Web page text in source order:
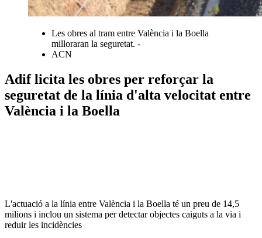
Les obres al tram entre València i la Boella
milloraran la seguretat. -
ACN
Adif licita les obres per reforçar la
seguretat de la línia d'alta velocitat entre
València i la Boella
L'actuació a la línia entre València i la Boella té un preu de 14,5
milions i inclou un sistema per detectar objectes caiguts a la via i
reduir les incidències